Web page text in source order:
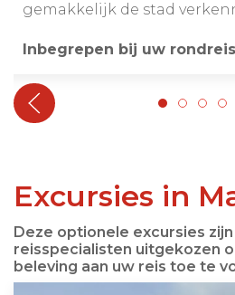
gemakkelijk de stad
Inbegrepen bij uw rondreis
Excursies in
Deze optionele excursies
reisspecialisten uitgekozen
beleving aan uw reis toe te